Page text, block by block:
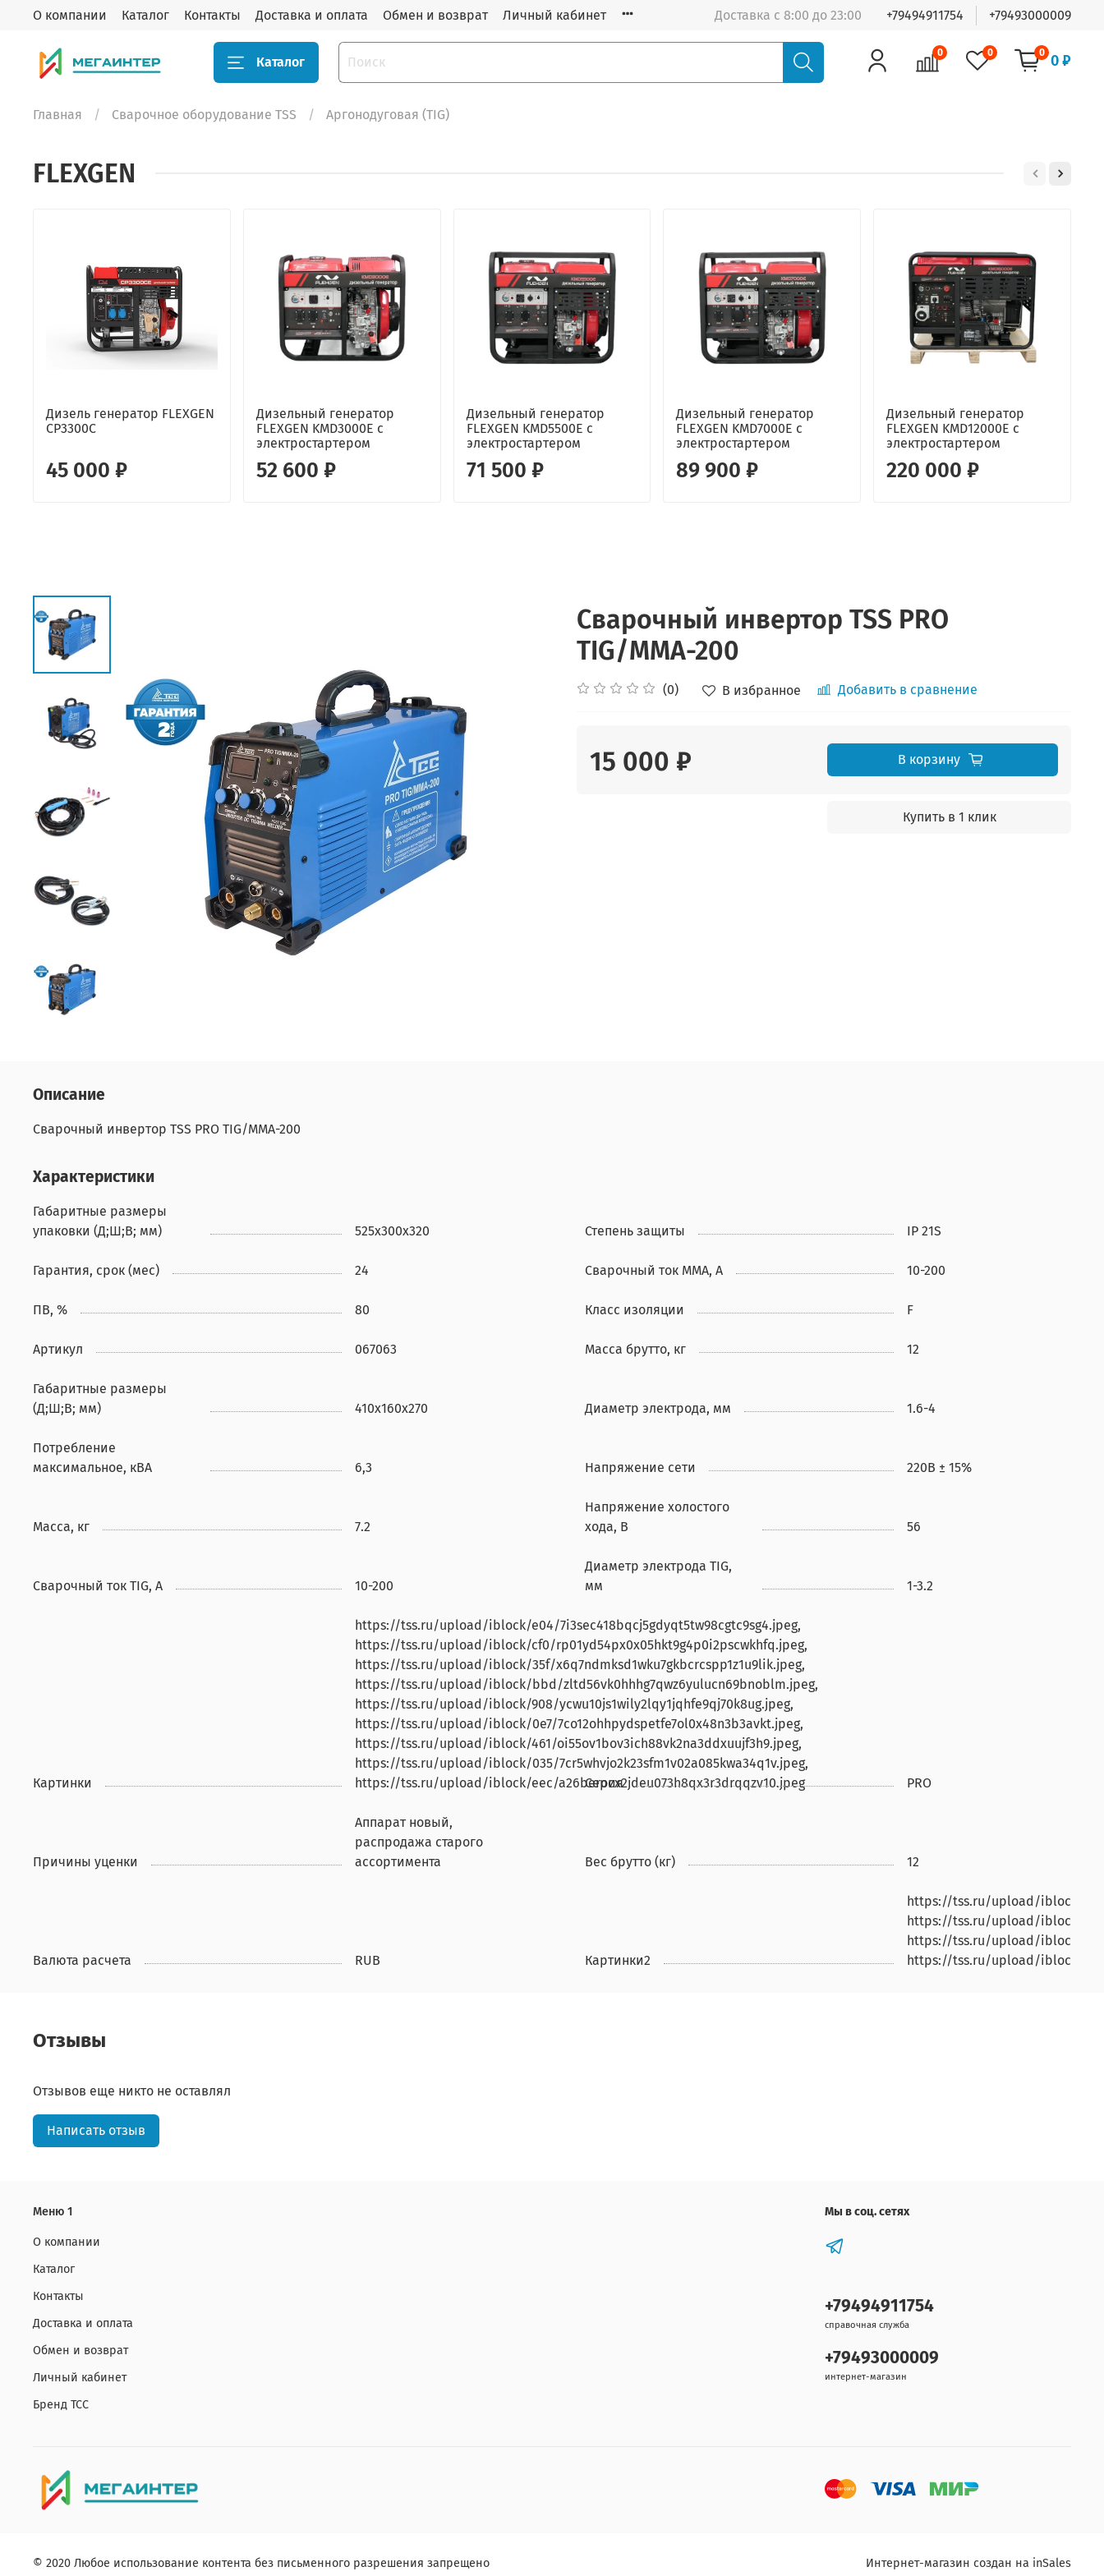
О компании Каталог Контакты Доставка и оплата Обмен и возврат Личный кабинет Доставка с 8:00 до 23:00 +79494911754 +79493000009
Каталог
0 0 0 0 ₽
Главная Сварочное оборудование TSS Аргонодуговая (TIG)
FLEXGEN
Дизель генератор FLEXGEN
CP3300C
45 000 ₽
Дизельный генератор
FLEXGEN KMD3000E с
электростартером
52 600 ₽
Дизельный генератор
FLEXGEN KMD5500E с
электростартером
71 500 ₽
Дизельный генератор
FLEXGEN KMD7000E с
электростартером
89 900 ₽
Дизельный генератор
FLEXGEN KMD12000E с
электростартером
220 000 ₽
Сварочный инвертор TSS PRO
TIG/MMA-200
(0) В избранное Добавить в сравнение
15 000 ₽ В корзину
Купить в 1 клик
Описание
Сварочный инвертор TSS PRO TIG/MMA-200
Характеристики
Габаритные размеры
упаковки (Д;Ш;В; мм)
525х300х320 Степень защиты IP 21S
Гарантия, срок (мес) 24 Сварочный ток ММА, А 10-200
ПВ, % 80 Класс изоляции F
Артикул 067063 Масса брутто, кг 12
Габаритные размеры
(Д;Ш;В; мм)
410х160х270 Диаметр электрода, мм 1.6-4
Потребление
максимальное, кВА
6,3 Напряжение сети 220В ± 15%
Масса, кг 7.2
Напряжение холостого
хода, В
56
Сварочный ток TIG, А 10-200
Диаметр электрода TIG,
мм
1-3.2
Картинки
https://tss.ru/upload/iblock/e04/7i3sec418bqcj5gdyqt5tw98cgtc9sg4.jpeg,
https://tss.ru/upload/iblock/cf0/rp01yd54px0x05hkt9g4p0i2pscwkhfq.jpeg,
https://tss.ru/upload/iblock/35f/x6q7ndmksd1wku7gkbcrcspp1z1u9lik.jpeg,
https://tss.ru/upload/iblock/bbd/zltd56vk0hhhg7qwz6yulucn69bnoblm.jpeg,
https://tss.ru/upload/iblock/908/ycwu10js1wily2lqy1jqhfe9qj70k8ug.jpeg,
https://tss.ru/upload/iblock/0e7/7co12ohhpydspetfe7ol0x48n3b3avkt.jpeg,
https://tss.ru/upload/iblock/461/oi55ov1bov3ich88vk2na3ddxuujf3h9.jpeg,
https://tss.ru/upload/iblock/035/7cr5whvjo2k23sfm1v02a085kwa34q1v.jpeg,
https://tss.ru/upload/iblock/eec/a26berocx2jdeu073h8qx3r3drqqzv10.jpeg
Серия PRO
Причины уценки
Аппарат новый,
распродажа старого
ассортимента
Вес брутто (кг) 12
Валюта расчета RUB Картинки2
https://tss.ru/upload/iblock/
https://tss.ru/upload/iblock/
https://tss.ru/upload/iblock/fec/
https://tss.ru/upload/iblock/
Отзывы
Отзывов еще никто не оставлял
Написать отзыв
Меню 1
О компании
Каталог
Контакты
Доставка и оплата
Обмен и возврат
Личный кабинет
Бренд ТСС
Мы в соц. сетях
+79494911754
справочная служба
+79493000009
интернет-магазин
© 2020 Любое использование контента без письменного разрешения запрещено Интернет-магазин создан на inSales